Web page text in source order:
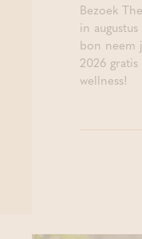
Bezoek
in
bon neem
2026
wellness!